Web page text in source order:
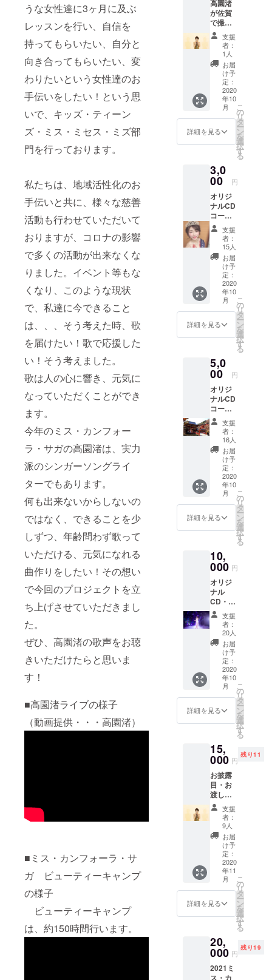
うな女性達に3ヶ月に及ぶ
レッスンを行い、自信を
持ってもらいたい、自分と
向き合ってもらいたい、変
わりたいという女性達のお
手伝いをしたい！という思
いで、キッズ・ティーン
ズ・ミス・ミセス・ミズ部
門を行っております。
私たちは、地域活性化のお
手伝いと共に、様々な慈善
活動も行わせていただいて
おりますが、コロナの影響
で多くの活動が出来なくな
りました。イベント等もな
くなり、このような現状
で、私達に今できること
は、、、そう考えた時、歌
を届けたい！歌で応援した
い！そう考えました。
歌は人の心に響き、元気に
なっていただくことができ
ます。
今年のミス・カンフォー
ラ・サガの高園渚は、実力
派のシンガーソングライ
ターでもあります。
何も出来ないからしないの
ではなく、できることを少
しずつ、年齢問わず歌って
いただける、元気になれる
曲作りをしたい！その想い
で今回のプロジェクトを立
ち上げさせていただきまし
た。
ぜひ、高園渚の歌声をお聴
きいただけたらと思いま
す！
■高園渚ライブの様子
（動画提供・・・高園渚）
■ミス・カンフォーラ・サ
ガ ビューティーキャンプ
の様子
ビューティーキャンプ
は、約150時間行います。
高園渚
が佐賀
で撮影
したプ
ロマイ
ド３
枚。
支援
者：
1人
お届
け予
定：
2020
年10
月
詳細を見る
こ
の
リ
タ
ー
ン
を
選
択
す
る
3,0
00 円
オリジ
ナルCD
コース
今回制
作させ
ていた
だくCD
を１枚
（ジャ
ケット
は高園
渚が出
演しま
す。）
支援
者：
15人
お届
け予
定：
2020
年10
月
詳細を見る
こ
の
リ
タ
ー
ン
を
選
択
す
る
5,0
00 円
オリジ
ナルCD
コース
【限定
盤】 今
回制作
させて
いただ
くCDを
１枚
（ジャ
ケット
は高園
渚が出
演しま
す。）
の観光
地で高
園渚が
撮影し
たオリ
ジナル
写真を
ポスト
カード
にて３
枚 ＊写
真は、
イメー
ジで
す。
支援
者：
16人
お届
け予
定：
2020
年10
月
詳細を見る
こ
の
リ
タ
ー
ン
を
選
択
す
る
10,
000 円
オリジ
ナル
CD・
MVコー
ス【限
定盤】
①今回
制作さ
せてい
ただく
CDを
（ジャ
ケット
は高園
渚が出
演しま
②佐賀
県の観
光地で
高園渚
が撮影
したオ
リジナ
ル写真
をポス
トカー
ドにて
３枚 ＊
写真
は、イ
メージ
です。
③オリ
ビデオ
支援
者：
20人
お届
け予
定：
2020
年10
月
詳細を見る
こ
の
リ
タ
ー
ン
を
選
択
す
る
15,
000 円
残り11
お披露
目・お
渡し会
コース
1.お披
露目ラ
イブ招
待チ
ケット
提供 ＊
コロナ
対策の
ため、
2020年
11月〜
12月に
少人数
での開
催を予
定して
支援
者：
9人
お届
け予
定：
2020
年11
月
詳細を見る
こ
の
リ
タ
ー
ン
を
選
択
す
る
20,
000 円
残り19
2021ミ
ス・カ